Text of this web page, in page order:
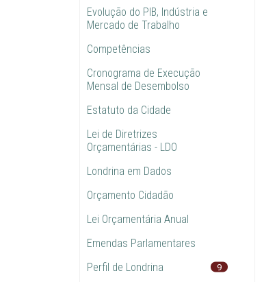
Evolução do PIB, Indústria e
Mercado de Trabalho
Competências
Cronograma de Execução
Mensal de Desembolso
Estatuto da Cidade
Lei de Diretrizes
Orçamentárias - LDO
Londrina em Dados
Orçamento Cidadão
Lei Orçamentária Anual
Emendas Parlamentares
Perfil de Londrina
9